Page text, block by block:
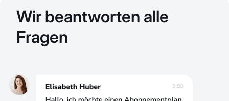
Wir beantworten alle
Fragen